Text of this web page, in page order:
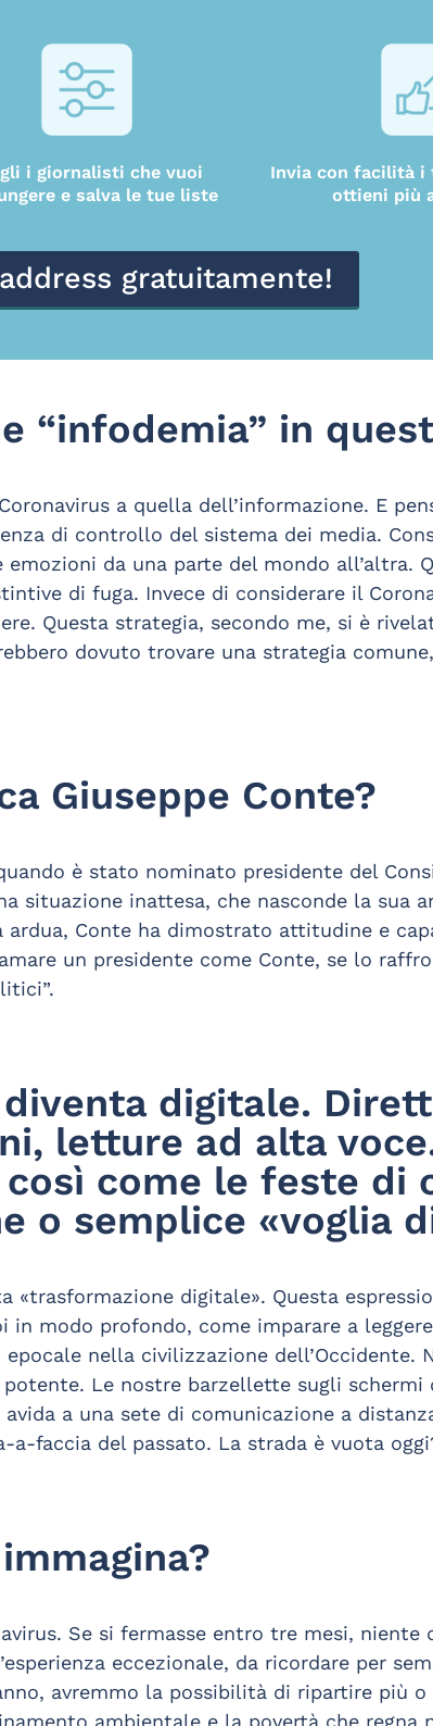
i giornalisti che vuoi
e salva le tue liste
Invia con facilità i
ottieni più
gratuitamente!
“infodemia” in
a quella dell’informazione. E
di controllo del sistema dei media.
da una parte del mondo all’altra.
di fuga. Invece di considerare il
Questa strategia, secondo me, si è
dovuto trovare una strategia
Giuseppe Conte?
è stato nominato presidente del
situazione inattesa, che nasconde la sua
Conte ha dimostrato attitudine e
un presidente come Conte, se lo
digitale.
letture ad alta voce.
come le feste di
o semplice «voglia
«trasformazione digitale». Questa
modo profondo, come imparare a
nella civilizzazione dell’Occidente.
Le nostre barzellette sugli schermi
a una sete di comunicazione a
faccia del passato. La strada è vuota
Se si fermasse entro tre mesi, niente
eccezionale, da ricordare per
avremmo la possibilità di ripartire più
ambientale e la povertà che regna